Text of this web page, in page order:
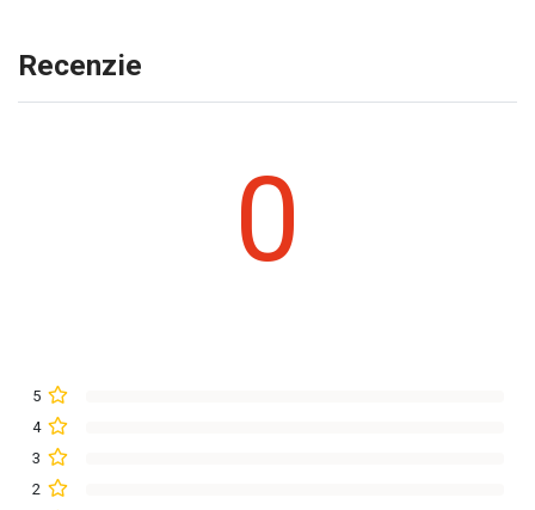
Recenzie
0
5
4
3
2